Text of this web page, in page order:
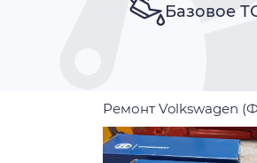
Базовое
Ремонт Volkswagen